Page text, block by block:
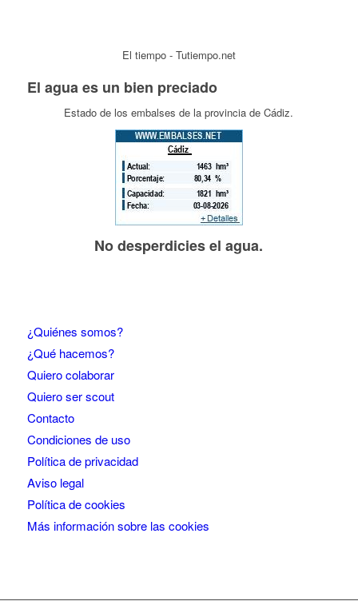
El tiempo - Tutiempo.net
El agua es un bien preciado
Estado de los embalses de la provincia de Cádiz.
No desperdicies el agua.
¿Quiénes somos?
¿Qué hacemos?
Quiero colaborar
Quiero ser scout
Contacto
Condiciones de uso
Política de privacidad
Aviso legal
Política de cookies
Más información sobre las cookies